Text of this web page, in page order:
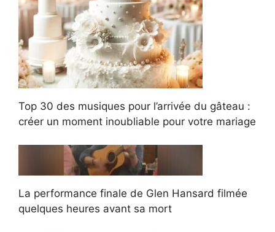
Top 30 des musiques pour l’arrivée du gâteau :
créer un moment inoubliable pour votre mariage
La performance finale de Glen Hansard filmée
quelques heures avant sa mort